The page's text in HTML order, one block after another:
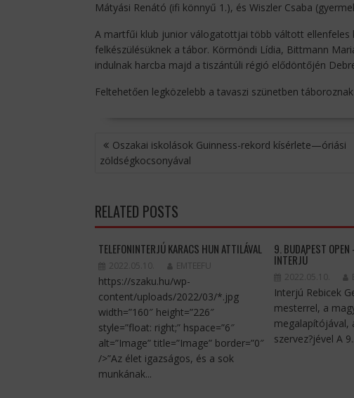
Mátyási Renátó (ifi könnyű 1.), és Wiszler Csaba
A martfűi klub junior válogatottjai több váltott ellenfeles
felkészülésüknek a tábor. Körmöndi Lídia, Bittmann
indulnak harcba majd a tiszántúli régió elődöntőjén
Feltehetően legközelebb a tavaszi szünetben
BEJEGYZÉS
NAVIGÁCIÓ
Oszakai iskolások Guinness-rekord kísérlete—óriási
zöldségkocsonyával
RELATED POSTS
TELEFONINTERJÚ KARACS HUN ATTILÁVAL
2022.05.10. EMTEEFU
https://szaku.hu/wp-
content/uploads/2022/03/*.jpg
width=”160″ height=”226″
style=”float: right;” hspace=”6″
alt=”Image” title=”Image” border=”0″
/>”Az élet igazságos, és a sok
munkának...
9. BUDAPEST OPEN
INTERJÚ
2022.05.10.
Interjú Rebicek
mesterrel, a
megalapítójával,
szervez?jével A